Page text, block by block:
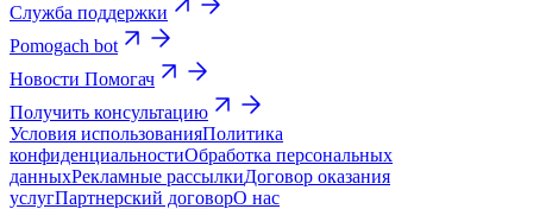
Служба поддержки
Pomogach bot
Новости Помогач
Получить консультацию
Условия использованияПолитика
конфиденциальностиОбработка персональных
данныхРекламные рассылкиДоговор оказания
услугПартнерский договорО нас